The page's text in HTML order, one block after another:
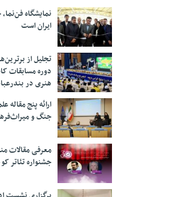
نمایشگاه
ایران است
تجلیل از
دوره مسابقات
هنری در
ارائه پنج
جنگ و
معرفی مقالات
جشنواره تئاتر